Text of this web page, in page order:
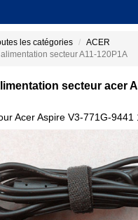
les catégories
ACER
secteur A11-120P1A
secteur acer
Acer Aspire V3-771G-9441